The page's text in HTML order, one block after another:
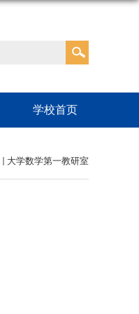
学校首页
大学数学第一教研室